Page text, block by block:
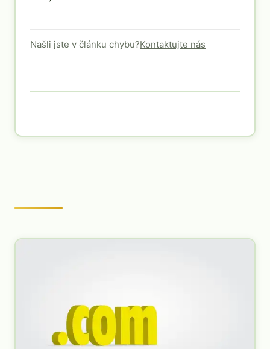
Našli jste v článku chybu?Kontaktujte nás